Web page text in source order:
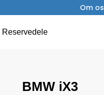
Om os
Reservedele
BMW iX3